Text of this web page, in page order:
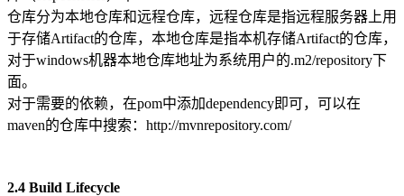
仓库分为本地仓库和远程仓库，远程仓库是指远程服务器上用
于存储Artifact的仓库，本地仓库是指本机存储Artifact的仓库，
对于windows机器本地仓库地址为系统用户的.m2/repository下
面。
对于需要的依赖，在pom中添加dependency即可，可以在
maven的仓库中搜索：http://mvnrepository.com/
2.4 Build Lifecycle